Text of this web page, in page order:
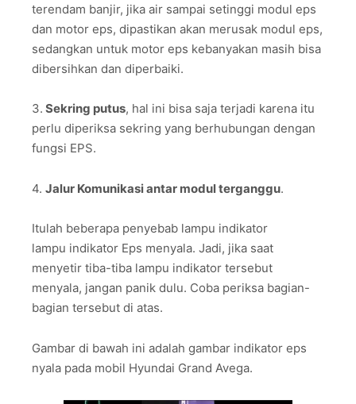
terendam banjir, jika air sampai setinggi modul eps
dan motor eps, dipastikan akan merusak modul eps,
sedangkan untuk motor eps kebanyakan masih bisa
dibersihkan dan diperbaiki.
3. Sekring putus, hal ini bisa saja terjadi karena itu
perlu diperiksa sekring yang berhubungan dengan
fungsi EPS.
4. Jalur Komunikasi antar modul terganggu.
Itulah beberapa penyebab lampu indikator
lampu indikator Eps menyala. Jadi, jika saat
menyetir tiba-tiba lampu indikator tersebut
menyala, jangan panik dulu. Coba periksa bagian-
bagian tersebut di atas.
Gambar di bawah ini adalah gambar indikator eps
nyala pada mobil Hyundai Grand Avega.